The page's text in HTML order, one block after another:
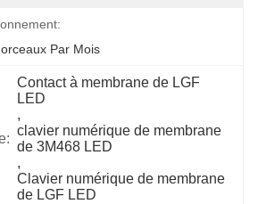
Par Mois
Contact à membrane de LGF
LED
,
clavier numérique de membrane
de 3M468 LED
,
Clavier numérique de membrane
de LGF LED